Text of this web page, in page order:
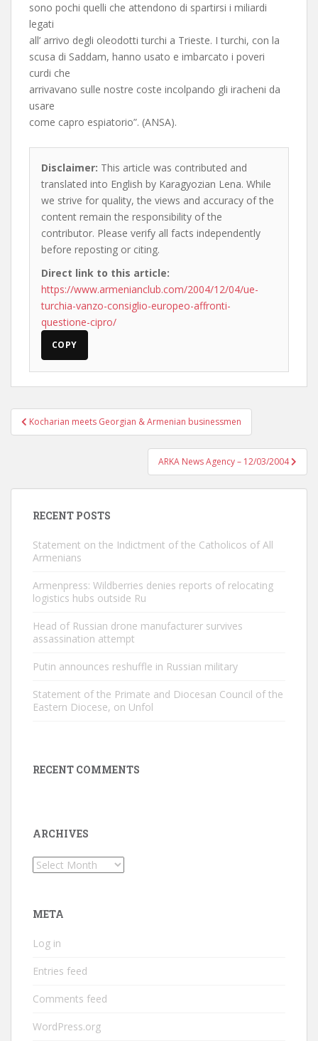
sono pochi quelli che attendono di spartirsi i miliardi
legati
all’ arrivo degli oleodotti turchi a Trieste. I turchi, con la
scusa di Saddam, hanno usato e imbarcato i poveri
curdi che
arrivavano sulle nostre coste incolpando gli iracheni da
usare
come capro espiatorio”. (ANSA).
Disclaimer: This article was contributed and
translated into English by Karagyozian Lena. While
we strive for quality, the views and accuracy of the
content remain the responsibility of the
contributor. Please verify all facts independently
before reposting or citing.
Direct link to this article:
https://www.armenianclub.com/2004/12/04/ue-
turchia-vanzo-consiglio-europeo-affronti-
questione-cipro/
COPY
Post
navigation
Kocharian meets Georgian & Armenian businessmen
ARKA News Agency – 12/03/2004
RECENT POSTS
Statement on the Indictment of the Catholicos of All
Armenians
Armenpress: Wildberries denies reports of relocating
logistics hubs outside Ru
Head of Russian drone manufacturer survives
assassination attempt
Putin announces reshuffle in Russian military
Statement of the Primate and Diocesan Council of the
Eastern Diocese, on Unfol
RECENT COMMENTS
ARCHIVES
Archives
META
Log in
Entries feed
Comments feed
WordPress.org